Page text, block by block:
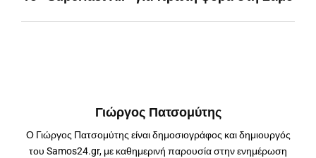
Γιώργος Πατσομύτης
Ο Γιώργος Πατσομύτης είναι δημοσιογράφος και δημιουργός
του Samos24.gr, με καθημερινή παρουσία στην ενημέρωση